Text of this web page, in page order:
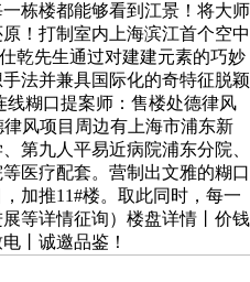
栋楼都能够看到江景！将大师
！打制室内上海滨江首个空中
乾先生通过对建建元素的巧妙
法并兼具国际化的奇特征脱颖
糊口提案师：售楼处德律风
风项目周边有上海市浦东新
第九人平易近病院浦东分院、
医疗配套。营制出文雅的糊口
加推11#楼。取此同时，每一
等详情征询）楼盘详情丨价钱
丨诚邀品鉴！